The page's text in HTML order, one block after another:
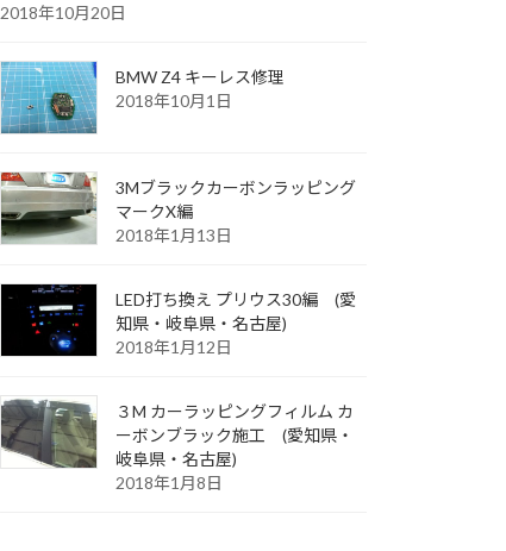
2018年10月20日
BMW Z4 キーレス修理
2018年10月1日
3Mブラックカーボンラッピング
マークX編
2018年1月13日
LED打ち換え プリウス30編 (愛
知県・岐阜県・名古屋)
2018年1月12日
３M カーラッピングフィルム カ
ーボンブラック施工 (愛知県・
岐阜県・名古屋)
2018年1月8日